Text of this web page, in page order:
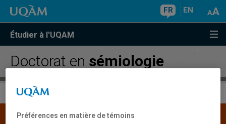
FR EN
Étudier à l'UQAM
Doctorat en sémiologie
Une version plus récente de ce programme est
Préférences en matière de témoins